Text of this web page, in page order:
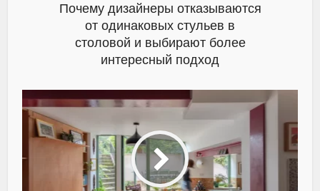
Почему дизайнеры отказываются
от одинаковых стульев в
столовой и выбирают более
интересный подход